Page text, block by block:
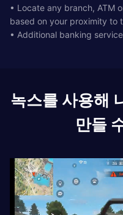
• Locate any branch, ATM
based on your proximity to
• Additional banking
녹스를 사용해
만들